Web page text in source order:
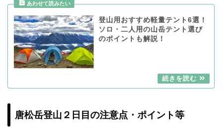
登山用おすすめ軽量テント6選！
ソロ・二人用の山岳テント選び
のポイントも解説！
唐松岳登山２日目の注意点・ポイント等